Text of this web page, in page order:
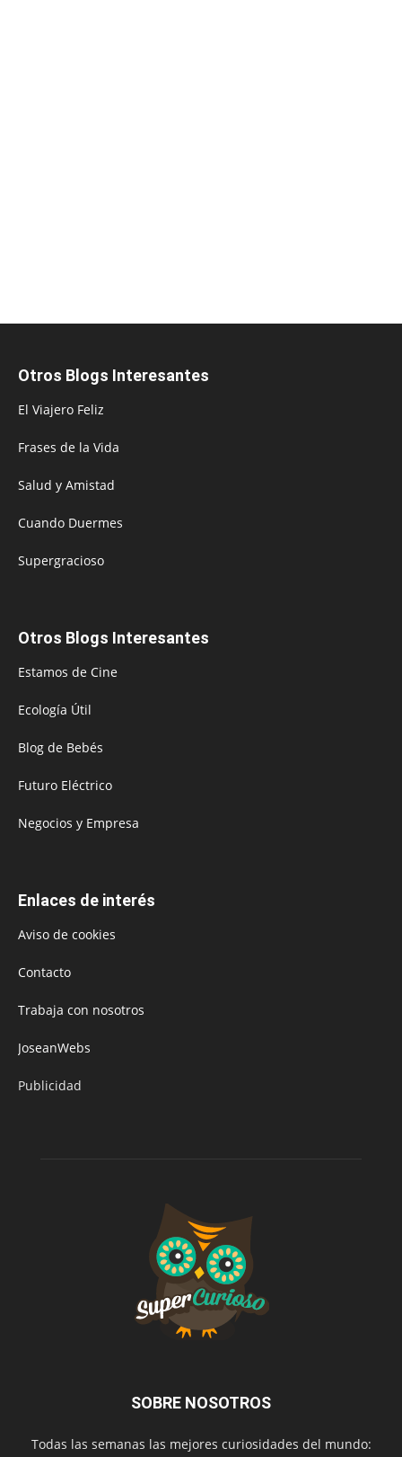
Otros Blogs Interesantes
El Viajero Feliz
Frases de la Vida
Salud y Amistad
Cuando Duermes
Supergracioso
Otros Blogs Interesantes
Estamos de Cine
Ecología Útil
Blog de Bebés
Futuro Eléctrico
Negocios y Empresa
Enlaces de interés
Aviso de cookies
Contacto
Trabaja con nosotros
JoseanWebs
Publicidad
SOBRE NOSOTROS
Todas las semanas las mejores curiosidades del mundo: